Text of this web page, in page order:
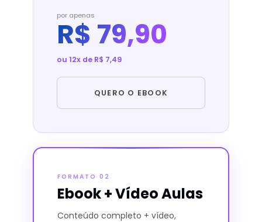
por apenas
R$ 79,90
ou 12x de R$ 7,49
QUERO O EBOOK
FORMATO 02
Ebook + Vídeo Aulas
Conteúdo completo + vídeo,